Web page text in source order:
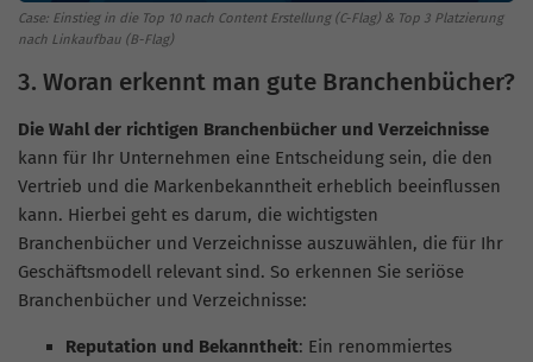
Case: Einstieg in die Top 10 nach Content Erstellung (C-Flag) & Top 3 Platzierung
nach Linkaufbau (B-Flag)
3. Woran erkennt man gute Branchenbücher?
Die Wahl der richtigen Branchenbücher und Verzeichnisse
kann für Ihr Unternehmen eine Entscheidung sein, die den
Vertrieb und die Markenbekanntheit erheblich beeinflussen
kann. Hierbei geht es darum, die wichtigsten
Branchenbücher und Verzeichnisse auszuwählen, die für Ihr
Geschäftsmodell relevant sind. So erkennen Sie seriöse
Branchenbücher und Verzeichnisse:
Reputation und Bekanntheit: Ein renommiertes